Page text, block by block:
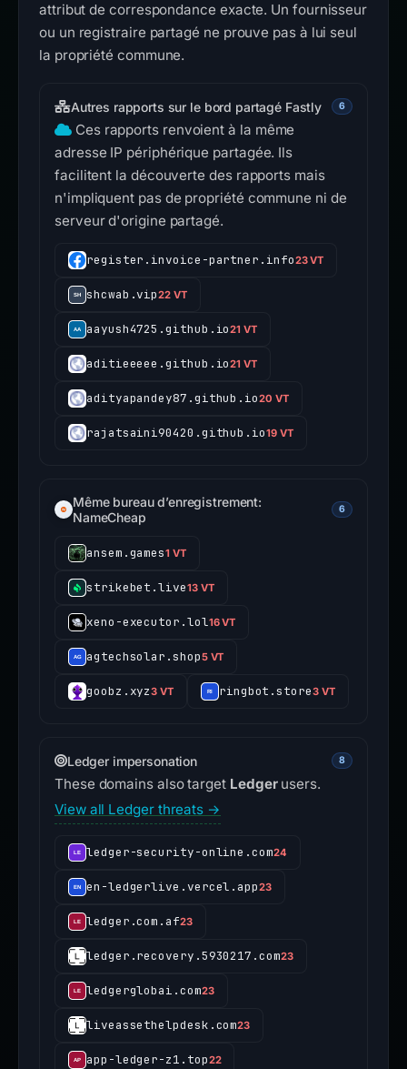
attribut de correspondance exacte. Un fournisseur
ou un registraire partagé ne prouve pas à lui seul
la propriété commune.
Autres rapports sur le bord partagé Fastly 6
Ces rapports renvoient à la même
adresse IP périphérique partagée. Ils
facilitent la découverte des rapports mais
n'impliquent pas de propriété commune ni de
serveur d'origine partagé.
register.invoice-partner.info23 VT
shcwab.vip22 VT
aayush4725.github.io21 VT
aditieeeee.github.io21 VT
adityapandey87.github.io20 VT
rajatsaini90420.github.io19 VT
Même bureau d’enregistrement:
NameCheap
6
ansem.games1 VT
strikebet.live13 VT
xeno-executor.lol16 VT
agtechsolar.shop5 VT
goobz.xyz3 VT ringbot.store3 VT
Ledger impersonation 8
These domains also target Ledgerusers.
View all Ledger threats →
ledger-security-online.com24
en-ledgerlive.vercel.app23
ledger.com.af23
ledger.recovery.5930217.com23
ledgerglobai.com23
liveassethelpdesk.com23
app-ledger-z1.top22